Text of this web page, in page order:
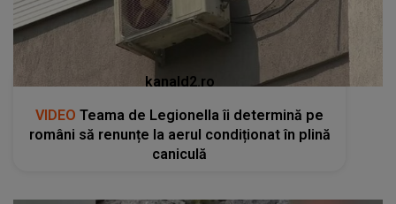
kanald2.ro
VIDEO Teama de Legionella îi determină pe
români să renunțe la aerul condiționat în plină
caniculă